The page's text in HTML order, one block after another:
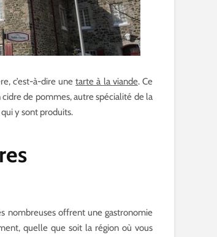
c’est-à-dire unetarte à la viande. Ce
cidre de pommes, autre spécialité de la
y sont produits.
nombreuses offrent une gastronomie
quelle que soit la région où vous